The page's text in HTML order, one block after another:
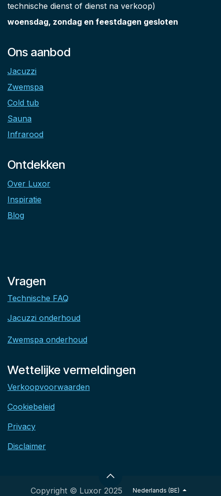
technische dienst of dienst na verkoop)
woensdag, zondag en feestdagen gesloten
Ons aanbod
Jacuzzi
Zwemspa
Cold tub
Sauna
Infrarood
Ontdekken
Over Luxor
Inspiratie
Blog
Vragen
Technische FAQ
Jacuzzi onderhoud
Zwemspa onderhoud
Wettelijke vermeldingen
Verkoopvoorwaarden
Cookiebeleid
Privacy
Disclaimer
Copyright © Luxor 2025 Nederlands (BE)